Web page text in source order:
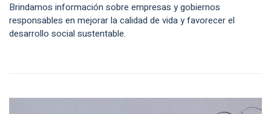
Brindamos información sobre empresas y gobiernos
responsables en mejorar la calidad de vida y favorecer el
desarrollo social sustentable.